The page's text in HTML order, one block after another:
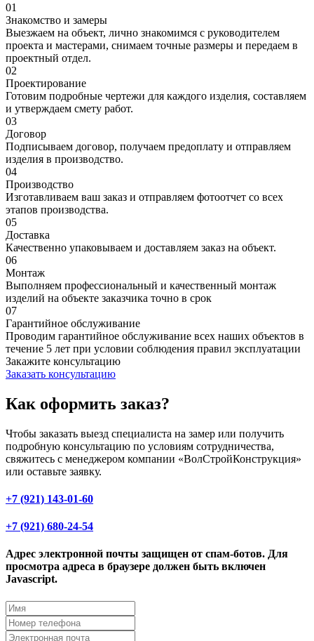
01
Знакомство и замеры
Выезжаем на объект, лично знакомимся с руководителем
проекта и мастерами, снимаем точные размеры и передаем в
проектный отдел.
02
Проектирование
Готовим подробные чертежи для каждого изделия, составляем
и утверждаем смету работ.
03
Договор
Подписываем договор, получаем предоплату и отправляем
изделия в производство.
04
Производство
Изготавливаем ваш заказ и отправляем фотоотчет со всех
этапов производства.
05
Доставка
Качественно упаковываем и доставляем заказ на объект.
06
Монтаж
Выполняем профессиональный и качественный монтаж
изделий на объекте заказчика точно в срок
07
Гарантийное обслуживание
Проводим гарантийное обслуживание всех наших объектов в
течение 5 лет при условии соблюдения правил эксплуатации
Закажите консультацию
Заказать консультацию
Как оформить заказ?
Чтобы заказать выезд специалиста на замер или получить
подробную консультацию по условиям сотрудничества,
свяжитесь с менеджером компании «ВолСтройКонструкция»
или оставьте заявку.
+7 (921) 143-01-60
+7 (921) 680-24-54
Адрес электронной почты защищен от спам-ботов. Для
просмотра адреса в браузере должен быть включен
Javascript.